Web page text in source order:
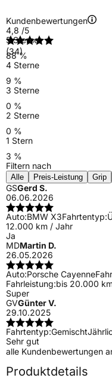
Kundenbewertungen
4,8 /5
(34)
5 Sterne
88 %
4 Sterne
9 %
3 Sterne
0 %
2 Sterne
0 %
1 Stern
3 %
Filtern nach
Alle Preis-Leistung Grip
GSGerd S.
06.06.2026
Auto:BMW X3Fahrtentyp:
12.000 km / Jahr
Ja
MDMartin D.
26.05.2026
Auto:Porsche Cayenne
Fahrleistung:bis 20.000
Super
GVGünter V.
29.10.2025
Fahrtentyp:Gemischt
Sehr gut
alle Kundenbewertungen
Produktdetails